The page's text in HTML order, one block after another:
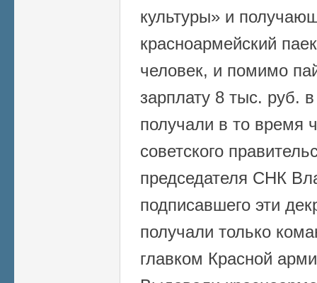
культуры» и
красноармейский
человек, и помимо
зарплату 8 тыс. руб.
получали в то
советского
председателя СНК
подписавшего эти
получали только
главком Красной